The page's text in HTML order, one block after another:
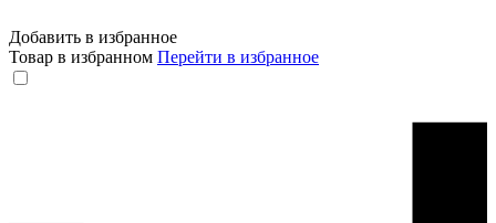
Добавить в избранное
Товар в избранном Перейти в избранное